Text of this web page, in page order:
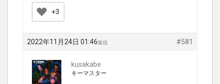
+3
2022年11月24日 01:46 #581
返信
kusakabe
キーマスター